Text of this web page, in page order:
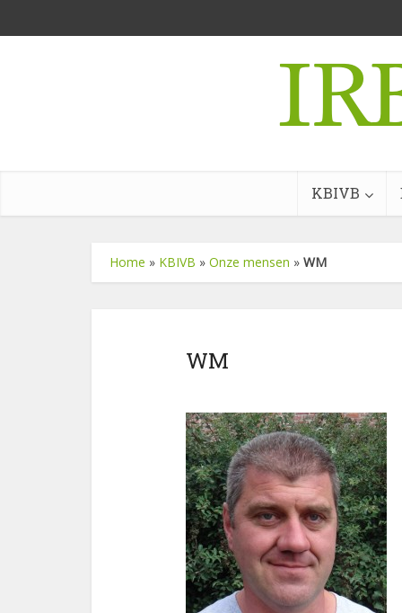
KBIVB
Home » KBIVB » Onze mensen » WM
WM